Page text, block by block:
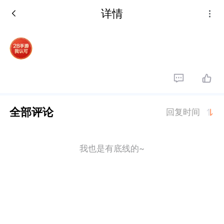
详情
全部评论 回复时间
我也是有底线的~